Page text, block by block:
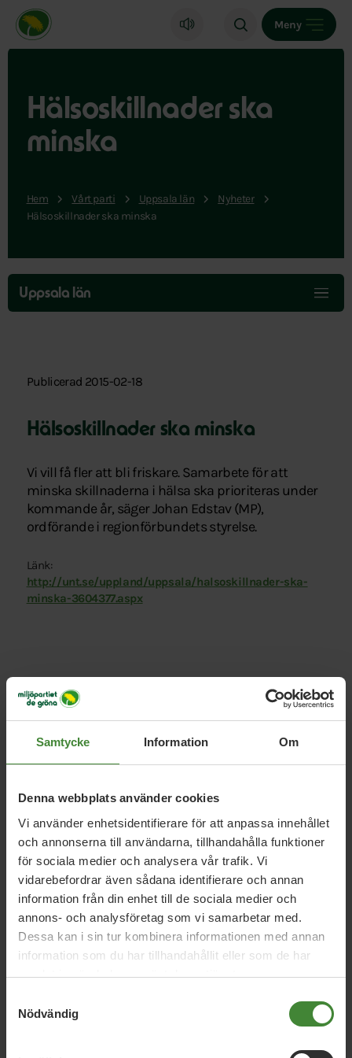
Samtycke Information Om
Denna webbplats använder cookies
Vi använder enhetsidentifierare för att anpassa innehållet
och annonserna till användarna, tillhandahålla funktioner
för sociala medier och analysera vår trafik. Vi
vidarebefordrar även sådana identifierare och annan
information från din enhet till de sociala medier och
annons- och analysföretag som vi samarbetar med.
Dessa kan i sin tur kombinera informationen med annan
information som du har tillhandahållit eller som de har
samlat in när du har använt deras tjänster.
Nödvändig
Miljöpartiet de gröna, startsida
Meny
Hälsoskillnader ska
minska
Hem Vårt parti Uppsala län
Nyheter
Hälsoskillnader ska minska
Hoppa
över
menyn
Uppsala län
Publicerad 2015-02-18
Hälsoskillnader ska minska
Vi vill få fler att bli friskare. Samarbete för att
minska skillnaderna i hälsa ska prioriteras under
kommande år, säger Johan Edstav (MP),
ordförande i regionförbundets styrelse.
Länk:
http://unt.se/uppland/uppsala/halsoskillnader-ska-
minska-3604377.aspx
Relaterade nyheter
Uppsala län, 13 juli 2026
Debatt: Sjukhusmaten kan stärka både
beredskap och lantbruk
Uppsala län, 18 juni 2026
Debatt: Tillfälliga rabatter räcker inte –
Sverige behöver en riktig
kollektivtrafiksatsning